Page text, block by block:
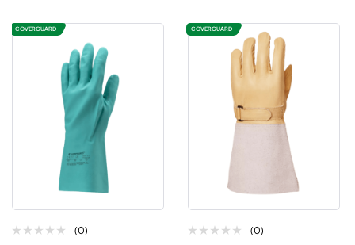
COVERGUARD
(0)
COVERGUARD
(0)